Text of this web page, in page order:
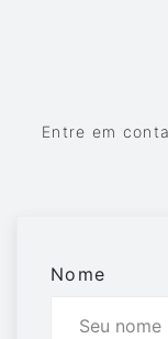
Entre em
Nome